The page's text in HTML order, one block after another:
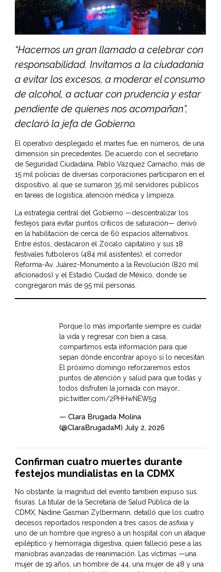
“Hacemos un gran llamado a celebrar con
responsabilidad. Invitamos a la ciudadanía
a evitar los excesos, a moderar el consumo
de alcohol, a actuar con prudencia y estar
pendiente de quienes nos acompañan”,
declaró la jefa de Gobierno.
El operativo desplegado el martes fue, en números, de una
dimensión sin precedentes. De acuerdo con el secretario
de Seguridad Ciudadana, Pablo Vázquez Camacho, más de
15 mil policías de diversas corporaciones participaron en el
dispositivo, al que se sumaron 35 mil servidores públicos
en tareas de logística, atención médica y limpieza.
La estrategia central del Gobierno —descentralizar los
festejos para evitar puntos críticos de saturación— derivó
en la habilitación de cerca de 60 espacios alternativos.
Entre éstos, destacaron el Zócalo capitalino y sus 18
festivales futboleros (484 mil asistentes), el corredor
Reforma-Av. Juárez-Monumento a la Revolución (820 mil
aficionados) y el Estadio Ciudad de México, donde se
congregaron más de 95 mil personas.
Porque lo más importante siempre es cuidar
la vida y regresar con bien a casa,
compartimos esta información para que
sepan dónde encontrar apoyo si lo necesitan.
El próximo domingo reforzaremos estos
puntos de atención y salud para que todas y
todos disfruten la jornada con mayor…
pic.twitter.com/2PHHwNEW5g
— Clara Brugada Molina
(@ClaraBrugadaM) July 2, 2026
Confirman cuatro muertes durante
festejos mundialistas en la CDMX
No obstante, la magnitud del evento también expuso sus
fisuras. La titular de la Secretaría de Salud Pública de la
CDMX, Nadine Gasman Zylbermann, detalló que los cuatro
decesos reportados responden a tres casos de asfixia y
uno de un hombre que ingresó a un hospital con un ataque
epiléptico y hemorragia digestiva, quien falleció pese a las
maniobras avanzadas de reanimación. Las víctimas —una
mujer de 19 años, un hombre de 44, una mujer de 48 y una